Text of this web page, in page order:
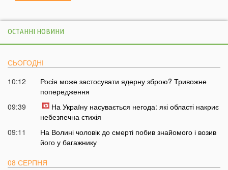
ОСТАННІ НОВИНИ
СЬОГОДНІ
10:12
Росія може застосувати ядерну зброю? Тривожне
попередження
09:39
На Україну насувається негода: які області накриє
небезпечна стихія
09:11
На Волині чоловік до смерті побив знайомого і возив
його у багажнику
08 СЕРПНЯ